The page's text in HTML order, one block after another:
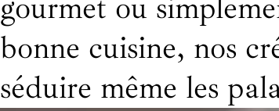
gourmet ou
bonne cuisine, nos
séduire même les